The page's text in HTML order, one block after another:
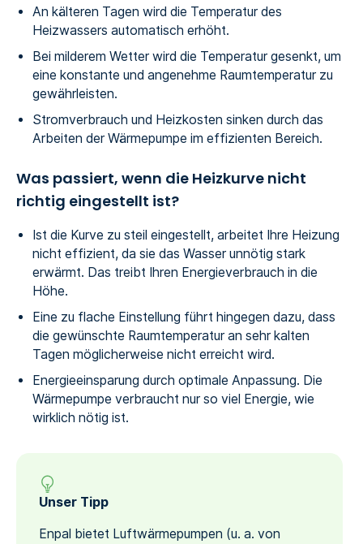
An kälteren Tagen wird die Temperatur des
Heizwassers automatisch erhöht.
Bei milderem Wetter wird die Temperatur gesenkt, um
eine konstante und angenehme Raumtemperatur zu
gewährleisten.
Stromverbrauch und Heizkosten sinken durch das
Arbeiten der Wärmepumpe im effizienten Bereich.
Was passiert, wenn die Heizkurve nicht
richtig eingestellt ist?
Ist die Kurve zu steil eingestellt, arbeitet Ihre Heizung
nicht effizient, da sie das Wasser unnötig stark
erwärmt. Das treibt Ihren Energieverbrauch in die
Höhe.
Eine zu flache Einstellung führt hingegen dazu, dass
die gewünschte Raumtemperatur an sehr kalten
Tagen möglicherweise nicht erreicht wird.
Energieeinsparung durch optimale Anpassung. Die
Wärmepumpe verbraucht nur so viel Energie, wie
wirklich nötig ist.
Unser Tipp
Enpal bietet Luftwärmepumpen (u. a. von